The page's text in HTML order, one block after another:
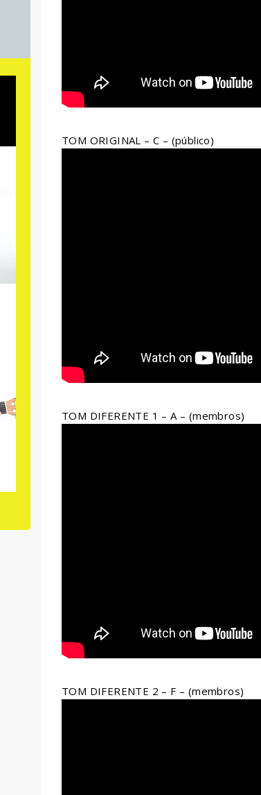
TOM ORIGINAL – C – (público)
TOM DIFERENTE 1 – A – (membros)
TOM DIFERENTE 2 – F – (membros)